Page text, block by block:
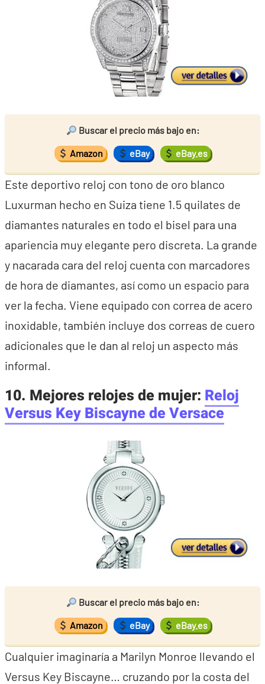
Buscar el precio más bajo en:
Amazon eBay eBay.es
Este deportivo reloj con tono de oro blanco
Luxurman hecho en Suiza tiene 1.5 quilates de
diamantes naturales en todo el bisel para una
apariencia muy elegante pero discreta. La grande
y nacarada cara del reloj cuenta con marcadores
de hora de diamantes, así como un espacio para
ver la fecha. Viene equipado con correa de acero
inoxidable, también incluye dos correas de cuero
adicionales que le dan al reloj un aspecto más
informal.
10. Mejores relojes de mujer: Reloj
Versus Key Biscayne de Versace
Buscar el precio más bajo en:
Amazon eBay eBay.es
Cualquier imaginaría a Marilyn Monroe llevando el
Versus Key Biscayne… cruzando por la costa del